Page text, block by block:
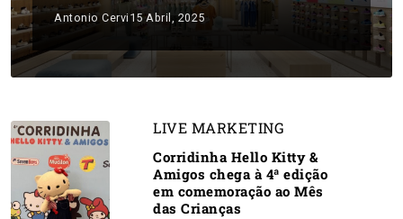
Antonio Cervi15 Abril, 2025
LIVE MARKETING
Corridinha Hello Kitty &
Amigos chega à 4ª edição
em comemoração ao Mês
das Crianças